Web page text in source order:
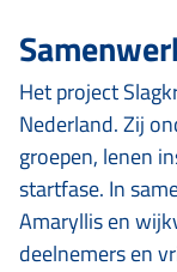
Het project
Nederland. Zij
groepen, lenen
startfase. In
Amaryllis en
deelnemers en